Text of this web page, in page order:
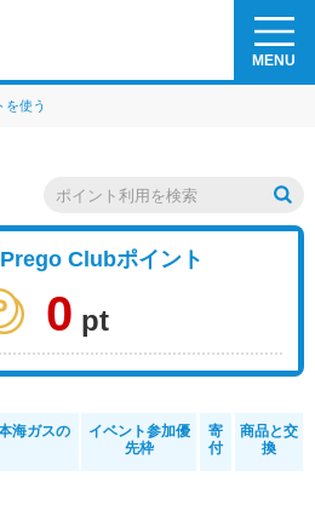
MENU
を使う
Clubポイント
0 pt
海ガスの
イベント参加優
先枠
寄
付
商品と交
換